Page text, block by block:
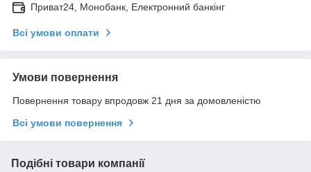
Приват24, Монобанк, Електронний банкінг
Всі умови оплати
Умови повернення
Повернення товару впродовж 21 дня за домовленістю
Всі умови повернення
Подібні товари компанії